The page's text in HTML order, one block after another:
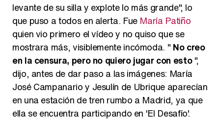
levante de su silla y explote lo más grande", lo
que puso a todos en alerta. Fue María Patiño
quien vio primero el vídeo y no quiso que se
mostrara más, visiblemente incómoda. " No creo
en la censura, pero no quiero jugar con esto",
dijo, antes de dar paso a las imágenes: María
José Campanario y Jesulín de Ubrique aparecían
en una estación de tren rumbo a Madrid, ya que
ella se encuentra participando en 'El Desafío'.